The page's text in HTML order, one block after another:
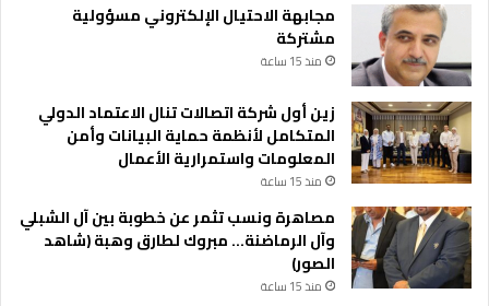
م
ن
م
ا
ن
ة
ا
ل
مجابهة الاحتيال الإلكتروني مسؤولية
مشتركة
منذ 15 ساعة
زين أول شركة اتصالات تنال الاعتماد الدولي
المتكامل لأنظمة حماية البيانات وأمن
المعلومات واستمرارية الأعمال
منذ 15 ساعة
مصاهرة ونسب تثمر عن خطوبة بين آل الشبلي
وآل الرماضنة… مبروك لطارق وهبة (شاهد
الصور)
منذ 15 ساعة